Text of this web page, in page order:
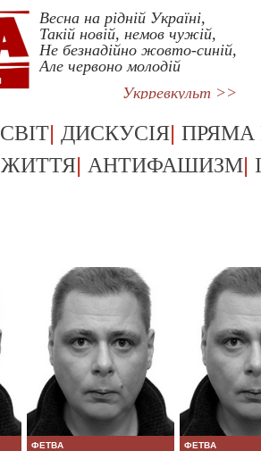
Весна на рідній Україні,
Такій новій, немов чужій,
Не безнадійно жовто-синій,
Але червоно молодій
Укрревкульт >>
СВІТ| ДИСКУСІЯ| ПРЯМА
ЖИТТЯ| АНТИФАШИЗМ|
ФЕТВА ФЕТВА